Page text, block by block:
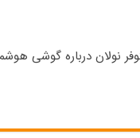
نولان درباره گوشی